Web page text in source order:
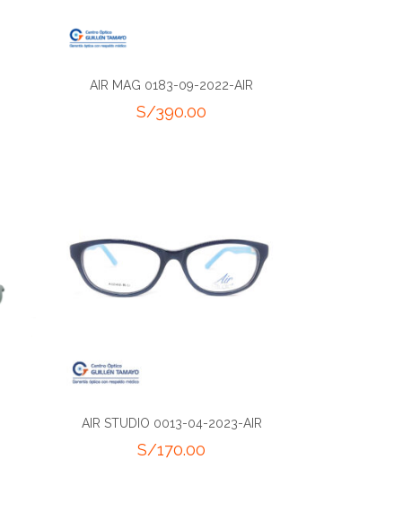
AIR MAG 0183-09-2022-AIR
S/390.00
AIR STUDIO 0013-04-2023-AIR
S/170.00